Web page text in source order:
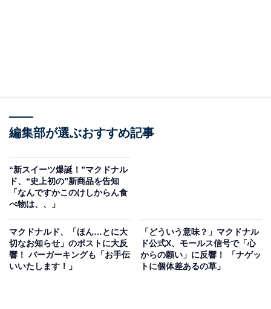
編集部が選ぶおすすめ記事
“新スイーツ爆誕！”マクドナル
ド、“史上初の”新商品を告知
「なんですかこのけしからん食
べ物は、、」
マクドナルド、「ほん…とに大
切なお知らせ」のポストに大反
響！ バーガーキングも「お手伝
いいたします！」
「どういう意味？」マクドナル
ド公式X、モールス信号で「心
からの願い」に反響！ 「ナゲッ
トに個体差あるの草」